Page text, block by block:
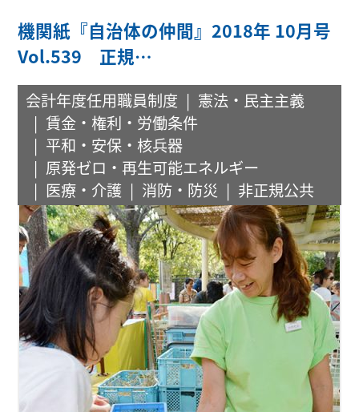
機関紙『自治体の仲間』2018年 10月号
Vol.539 正規…
会計年度任用職員制度
憲法・民主主義
賃金・権利・労働条件
平和・安保・核兵器
原発ゼロ・再生可能エネルギー
医療・介護
消防・防災 非正規公共